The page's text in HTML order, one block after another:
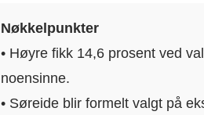
Nøkkelpunkter
• Høyre fikk 14,6 prosent ved
noensinne.
• Søreide blir formelt valgt på